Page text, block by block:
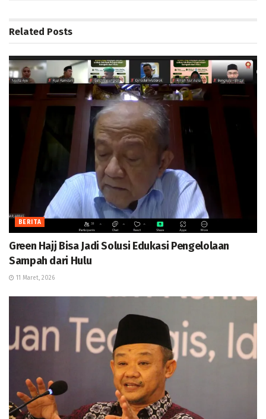
Related Posts
BERITA
Green Hajj Bisa Jadi Solusi Edukasi Pengelolaan
Sampah dari Hulu
11 Maret, 2026